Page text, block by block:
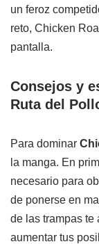
un feroz
reto, Chicken
pantalla.
Consejos y
Ruta del
Para dominar
la manga. En
necesario para
de ponerse en
de las trampas te
aumentar tus